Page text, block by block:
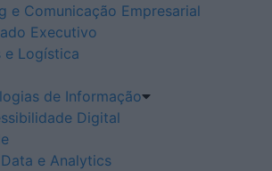
e Comunicação Empresarial
Executivo
e Logística
de Informação
Digital
e Analytics